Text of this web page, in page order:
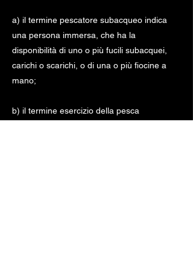
a) il termine pescatore subacqueo indica
una persona immersa, che ha la
disponibilità di uno o più fucili subacquei,
carichi o scarichi, o di una o più fiocine a
mano;
b) il termine esercizio della pesca